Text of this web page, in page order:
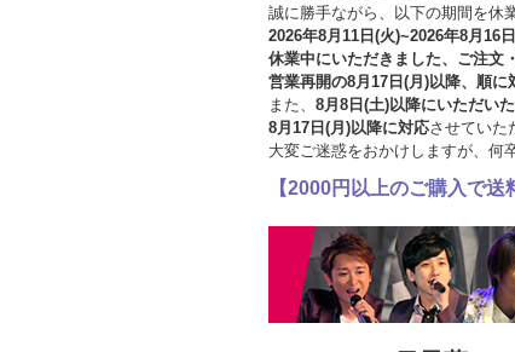
誠に勝手ながら、以下の期間を休
2026年8月11日(火)~2026年8月16
休業中にいただきました、ご注文
営業再開の8月17日(月)以降、順に
また、 8月8日(土)以降にいただい
8月17日(月)以降に対応させていた
大変ご迷惑をおかけしますが、 何
【2000円以上のご購入で